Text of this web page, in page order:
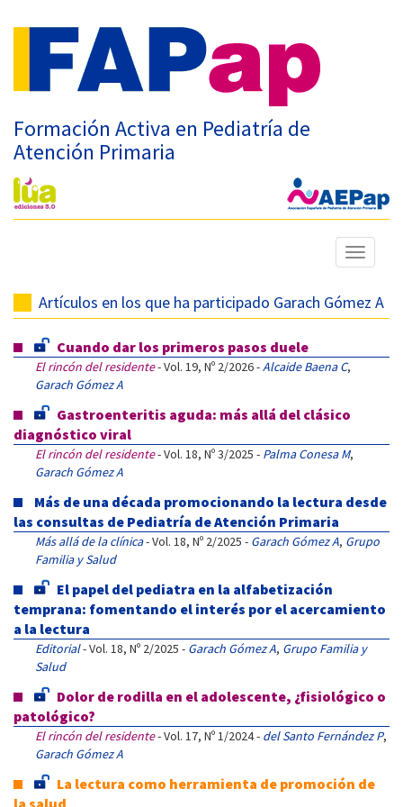
Formación Activa en Pediatría de
Atención Primaria
Mostrar
menú
Artículos en los que ha participado Garach Gómez A
Cuando dar los primeros pasos duele
El rincón del residente- Vol. 19, Nº 2/2026 -Alcaide Baena C,
Garach Gómez A
Gastroenteritis aguda: más allá del clásico
diagnóstico viral
El rincón del residente- Vol. 18, Nº 3/2025 - Palma Conesa M,
Garach Gómez A
Más de una década promocionando la lectura desde
las consultas de Pediatría de Atención Primaria
Más allá de la clínica- Vol. 18, Nº 2/2025 - Garach Gómez A, Grupo
Familia y Salud
El papel del pediatra en la alfabetización
temprana: fomentando el interés por el acercamiento
a la lectura
Editorial- Vol. 18, Nº 2/2025 - Garach Gómez A, Grupo Familia y
Salud
Dolor de rodilla en el adolescente, ¿fisiológico o
patológico?
El rincón del residente- Vol. 17, Nº 1/2024 - del Santo Fernández P,
Garach Gómez A
La lectura como herramienta de promoción de
la salud